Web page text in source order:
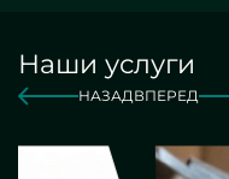
Наши услуги
НАЗАДВПЕРЕД